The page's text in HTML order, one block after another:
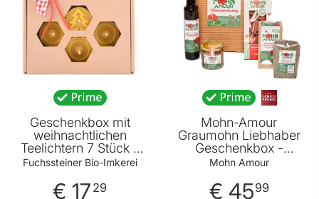
Geschenkbox mit
weihnachtlichen
Teelichtern 7 Stück -
100 Prozent reines
Verbreitet einen
Fuchssteiner Bio-Imkerei
€ 17 29
Mohn-Amour
Graumohn Liebhaber
Geschenkbox -
Geschenkidee für
Mohn Amour
Mohn Amour
€ 4599